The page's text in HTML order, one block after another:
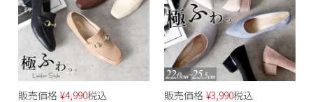
販売価格 ¥4,990税込 販売価格 ¥3,990税込